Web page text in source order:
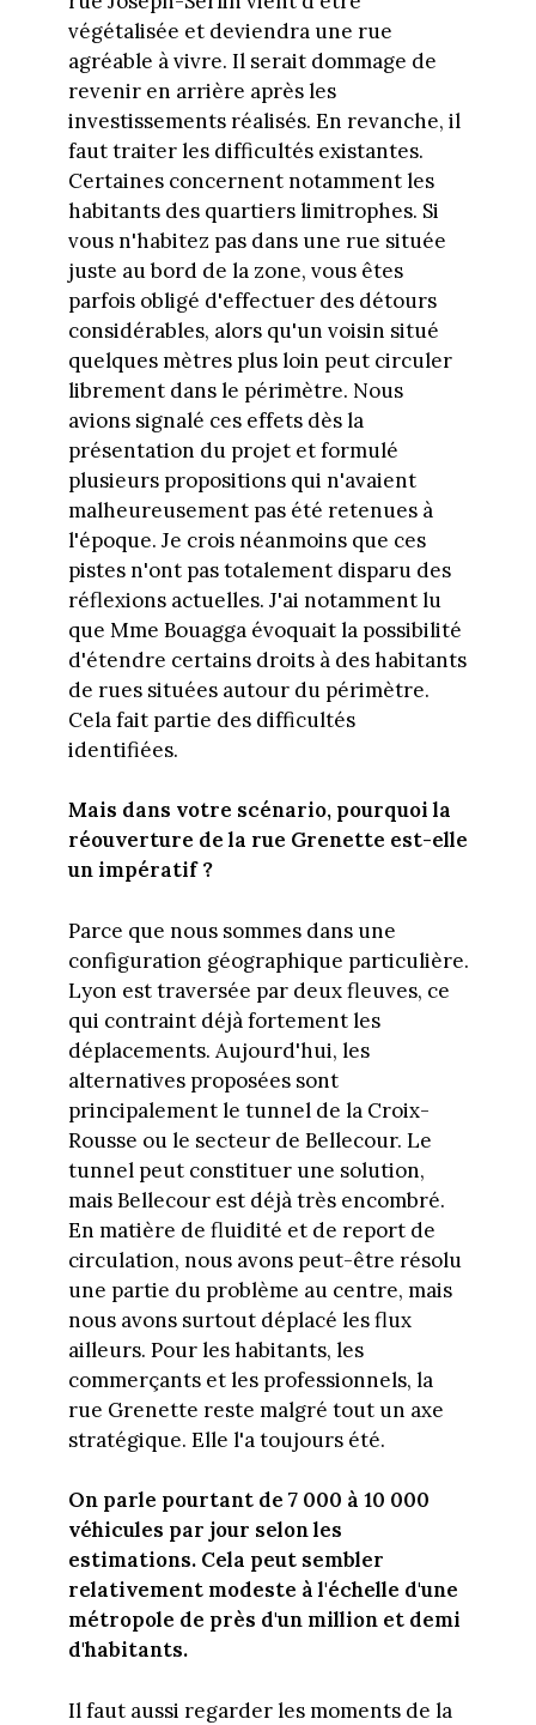
végétalisée et deviendra une rue
agréable à vivre. Il serait dommage de
revenir en arrière après les
investissements réalisés. En revanche, il
faut traiter les difficultés existantes.
Certaines concernent notamment les
habitants des quartiers limitrophes. Si
vous n'habitez pas dans une rue située
juste au bord de la zone, vous êtes
parfois obligé d'effectuer des détours
considérables, alors qu'un voisin situé
quelques mètres plus loin peut circuler
librement dans le périmètre. Nous
avions signalé ces effets dès la
présentation du projet et formulé
plusieurs propositions qui n'avaient
malheureusement pas été retenues à
l'époque. Je crois néanmoins que ces
pistes n'ont pas totalement disparu des
réflexions actuelles. J'ai notamment lu
que Mme Bouagga évoquait la possibilité
d'étendre certains droits à des habitants
de rues situées autour du périmètre.
Cela fait partie des difficultés
identifiées.
Mais dans votre scénario, pourquoi la
réouverture de la rue Grenette est-elle
un impératif ?
Parce que nous sommes dans une
configuration géographique particulière.
Lyon est traversée par deux fleuves, ce
qui contraint déjà fortement les
déplacements. Aujourd'hui, les
alternatives proposées sont
principalement le tunnel de la Croix-
Rousse ou le secteur de Bellecour. Le
tunnel peut constituer une solution,
mais Bellecour est déjà très encombré.
En matière de fluidité et de report de
circulation, nous avons peut-être résolu
une partie du problème au centre, mais
nous avons surtout déplacé les flux
ailleurs. Pour les habitants, les
commerçants et les professionnels, la
rue Grenette reste malgré tout un axe
stratégique. Elle l'a toujours été.
On parle pourtant de 7 000 à 10 000
véhicules par jour selon les
estimations. Cela peut sembler
relativement modeste à l'échelle d'une
métropole de près d'un million et demi
d'habitants.
Il faut aussi regarder les moments de la